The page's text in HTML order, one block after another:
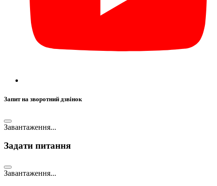
Запит на зворотний дзвінок
Завантаження...
Задати питання
Завантаження...